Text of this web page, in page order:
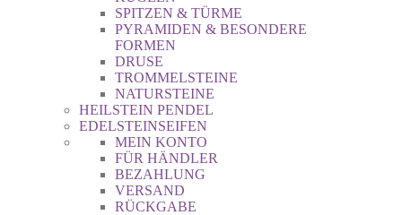
SPITZEN & TÜRME
PYRAMIDEN & BESONDERE
FORMEN
DRUSE
TROMMELSTEINE
NATURSTEINE
HEILSTEIN PENDEL
EDELSTEINSEIFEN
MEIN KONTO
FÜR HÄNDLER
BEZAHLUNG
VERSAND
RÜCKGABE